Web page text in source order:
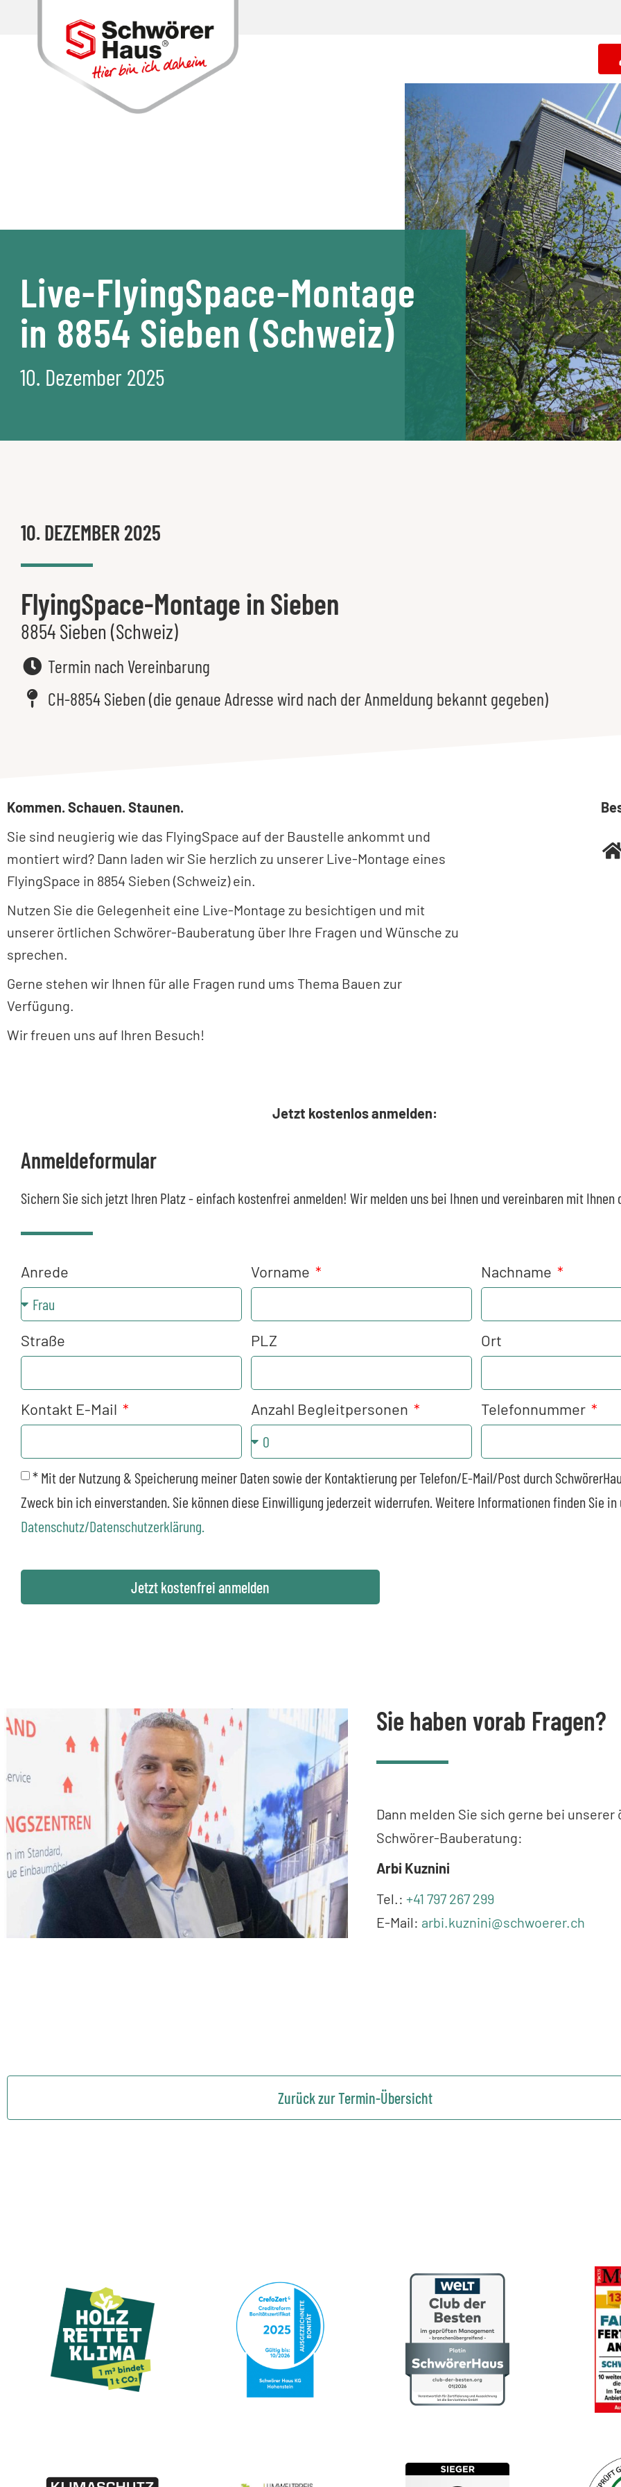
Live-FlyingSpace-Montage
in 8854 Sieben (Schweiz)
10. Dezember 2025
10. DEZEMBER 2025
FlyingSpace-Montage in Sieben
8854 Sieben (Schweiz)
Termin nach Vereinbarung
CH-8854 Sieben (die genaue Adresse wird nach der Anmeldung bekannt gegeben)
Kommen. Schauen. Staunen.
Sie sind neugierig wie das FlyingSpace auf der Baustelle ankommt und
montiert wird? Dann laden wir Sie herzlich zu unserer Live-Montage eines
FlyingSpace in 8854 Sieben (Schweiz) ein.
Nutzen Sie die Gelegenheit eine Live-Montage zu besichtigen und mit
unserer örtlichen Schwörer-Bauberatung über Ihre Fragen und Wünsche zu
sprechen.
Gerne stehen wir Ihnen für alle Fragen rund ums Thema Bauen zur
Verfügung.
Wir freuen uns auf Ihren Besuch!
Jetzt kostenlos anmelden:
Anmeldeformular
Sichern Sie sich jetzt Ihren Platz - einfach kostenfrei anmelden! Wir melden uns bei Ihnen und vereinbaren mit Ihnen
Anrede Vorname Nachname
Straße PLZ Ort
Kontakt E-Mail Anzahl Begleitpersonen Telefonnummer
* Mit der Nutzung & Speicherung meiner Daten sowie der Kontaktierung per Telefon/E-Mail/Post durch
Zweck bin ich einverstanden. Sie können diese Einwilligung jederzeit widerrufen. Weitere Informationen finden Sie
Datenschutz/Datenschutzerklärung.
Jetzt kostenfrei anmelden
Sie haben vorab Fragen?
Dann melden Sie sich gerne bei unserer
Schwörer-Bauberatung:
Arbi Kuznini
Tel.: +41 797 267 299
E-Mail: arbi.kuznini@schwoerer.ch
Zurück zur Termin-Übersicht